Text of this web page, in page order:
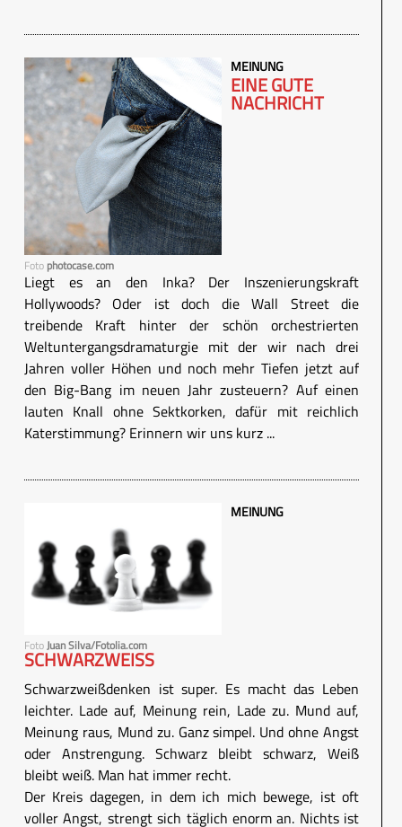
Foto photocase.com
MEINUNG
EINE GUTE
NACHRICHT
Liegt es an den Inka? Der Inszenierungskraft
Hollywoods? Oder ist doch die Wall Street die
treibende Kraft hinter der schön orchestrierten
Weltuntergangsdramaturgie mit der wir nach drei
Jahren voller Höhen und noch mehr Tiefen jetzt auf
den Big-Bang im neuen Jahr zusteuern? Auf einen
lauten Knall ohne Sektkorken, dafür mit reichlich
Katerstimmung? Erinnern wir uns kurz ...
FotoJuan Silva/Fotolia.com
MEINUNG
SCHWARZWEISS
Schwarzweißdenken ist super. Es macht das Leben
leichter. Lade auf, Meinung rein, Lade zu. Mund auf,
Meinung raus, Mund zu. Ganz simpel. Und ohne Angst
oder Anstrengung. Schwarz bleibt schwarz, Weiß
bleibt weiß. Man hat immer recht.
Der Kreis dagegen, in dem ich mich bewege, ist oft
voller Angst, strengt sich täglich enorm an. Nichts ist